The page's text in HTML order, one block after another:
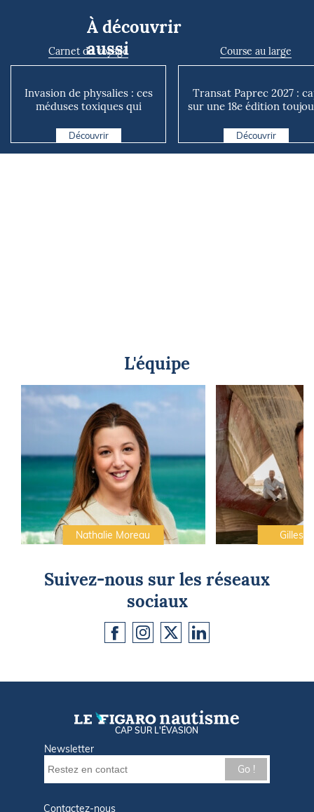
À découvrir
aussi
Carnet de voyage
Invasion de physalies : ces
méduses toxiques qui
Découvrir
Course au large
Transat Paprec 2027 :
sur une 18e édition
Découvrir
L'équipe
Nathalie Moreau Gilles
Suivez-nous sur les réseaux
sociaux
CAP SUR L'ÉVASION
Newsletter
Go !
Contactez-nous